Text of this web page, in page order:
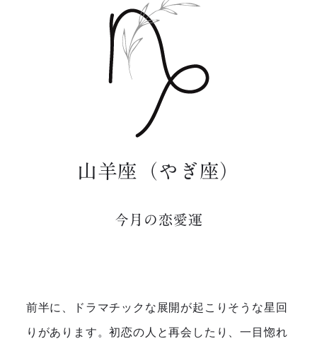
山羊座（やぎ座）
今月の恋愛運
前半に、ドラマチックな展開が起こりそうな星回
りがあります。初恋の人と再会したり、一目惚れ